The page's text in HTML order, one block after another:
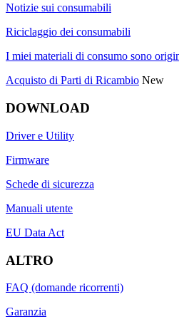
Notizie sui consumabili
Riciclaggio dei consumabili
I miei materiali di consumo sono
Acquisto di Parti di Ricambio New
DOWNLOAD
Driver e Utility
Firmware
Schede di sicurezza
Manuali utente
EU Data Act
ALTRO
FAQ (domande ricorrenti)
Garanzia